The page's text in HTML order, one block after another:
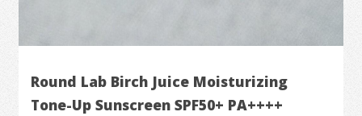
Round Lab Birch Juice Moisturizing
Tone-Up Sunscreen SPF50+ PA++++